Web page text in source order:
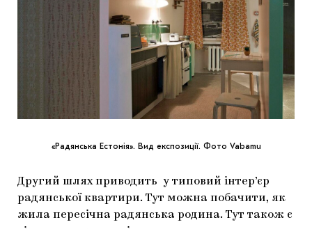
«Радянська Естонія». Вид експозиції. Фото Vabamu
Другий шлях приводить у типовий інтер’єр
радянської квартири. Тут можна побачити, як
жила пересічна радянська родина. Тут також є